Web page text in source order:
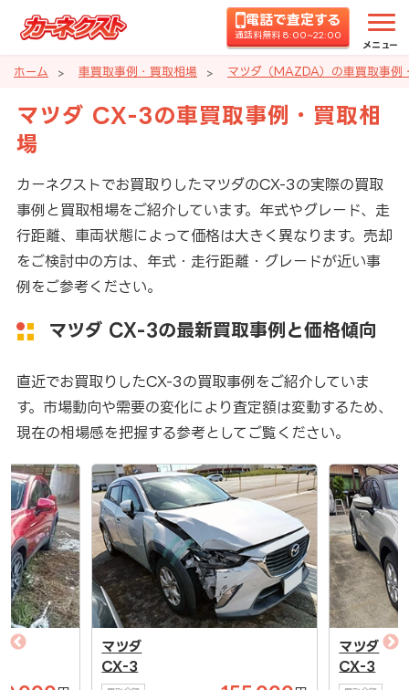
電話で査定する
通話料無料 8:00~22:00
メニュー
ホーム 車買取事例・買取相場 マツダ（MAZDA）の車買取事例
マツダ CX-3の車買取事例・買取相
場
カーネクストでお買取りしたマツダのCX-3の実際の買取
事例と買取相場をご紹介しています。年式やグレード、走
行距離、車両状態によって価格は大きく異なります。売却
をご検討中の方は、年式・走行距離・グレードが近い事
例をご参考ください。
マツダ CX-3の最新買取事例と価格傾向
直近でお買取りしたCX-3の買取事例をご紹介していま
す。市場動向や需要の変化により査定額は変動するため、
現在の相場感を把握する参考としてご覧ください。
マツダ
CX-3
マツダ
CX-3